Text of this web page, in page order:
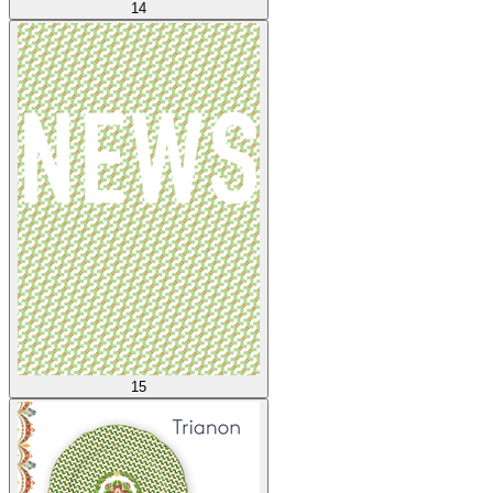
14
15